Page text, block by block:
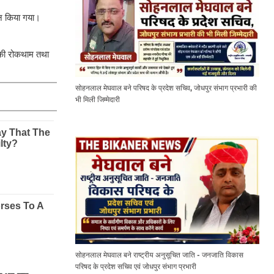
गया।
रोकथाम तथा
सोहनलाल मेघवाल बने परिषद के प्रदेश सचिव, जोधपुर संभाग प्रभारी की
भी मिली जिम्मेदारी
सोहनलाल मेघवाल बने राष्ट्रीय अनुसूचित जाति - जनजाति विकास
परिषद के प्रदेश सचिव एवं जोधपुर संभाग प्रभारी